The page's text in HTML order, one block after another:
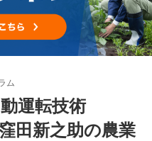
ム
運転技術
田新之助の農業